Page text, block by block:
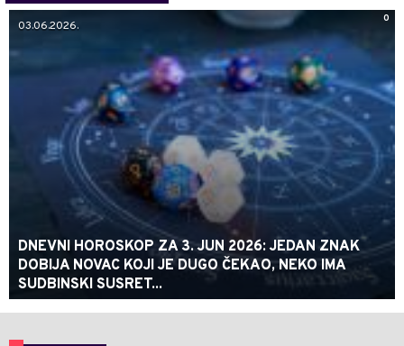
0
03.06.2026.
DNEVNI HOROSKOP ZA 3. JUN 2026: JEDAN ZNAK
DOBIJA NOVAC KOJI JE DUGO ČEKAO, NEKO IMA
SUDBINSKI SUSRET...